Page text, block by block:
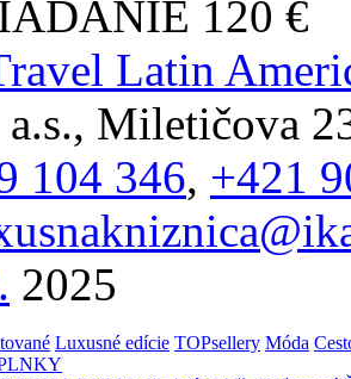
120 €
Latin
Miletičova
104 346, +421
2025
Luxusné edície TOPsellery Móda